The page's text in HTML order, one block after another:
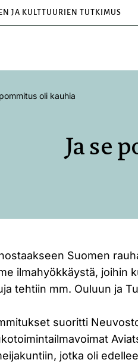
JA KULTTUURIEN TUTKIMUS
oli kauhia
Ja se
Suomen
ilmahyökkäystä, joihin
tehtiin mm. Ouluun ja
suoritti
jotka oli